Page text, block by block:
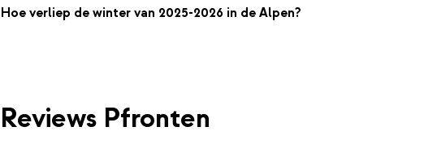
Hoe verliep de winter van 2025-2026 in de Alpen?
Reviews Pfronten